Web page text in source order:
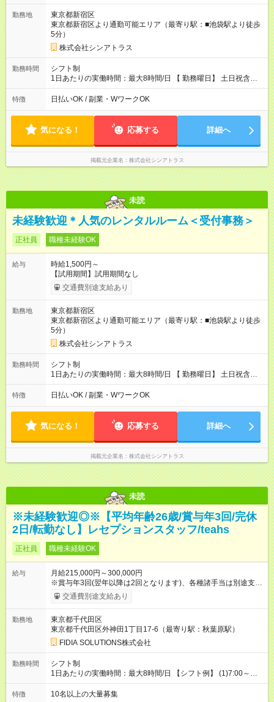
勤務地
東京都新宿区
東京都新宿区より通勤可能エリア（最寄り駅：■池袋駅より徒歩
5分）
株式会社シンアトラス
勤務時間
シフト制
1日あたりの実働時間：最大8時間/日 【 勤務曜日】 土日祝含む
シフト制 【 勤務時間 】 ・ 9：30～20：00 の間でシフト制（休
憩１h） ※残業はほとんどありません
特徴 日払いOK / 副業・WワークOK
気になる！ 応募する 詳細へ
掲載元企業名 株式会社シンアトラス
未読
未経験歓迎＊人気のレンタルルーム＜受付事務＞
正社員 職種未経験OK
給与
時給1,500円～
【試用期間】試用期間なし
交通費別途支給あり
勤務地
東京都新宿区
東京都新宿区より通勤可能エリア（最寄り駅：■池袋駅より徒歩
5分）
株式会社シンアトラス
勤務時間
シフト制
1日あたりの実働時間：最大8時間/日 【 勤務曜日】 土日祝含む
シフト制 【 勤務時間 】 ・ 9：30～20：00 の間でシフト制（休
憩１h） ※残業はほとんどありません
特徴 日払いOK / 副業・WワークOK
気になる！ 応募する 詳細へ
掲載元企業名 株式会社シンアトラス
未読
※未経験歓迎◎※【平均年齢26歳/賞与年3回/完休
2日/転勤なし】レセプションスタッフ/teahs
正社員 職種未経験OK
給与
月給215,000円～300,000円
※賞与年3回(翌年以降は2回となります)、各種諸手当は別途支
給！ ※能力・スキルを考慮し、ご相談の上で決定します。 【試
用期間】試用期間なし
交通費別途支給あり
勤務地
東京都千代田区
東京都千代田区外神田1丁目17-6（最寄り駅：秋葉原駅）
FIDIA SOLUTIONS株式会社
勤務時間
シフト制
1日あたりの実働時間：最大8時間/日 【シフト例】 (1)7:00～
16:00 (2)8:00～17:00 (3)13:00～22:00 (4)14:00～23:00
(5)22:00～7:00 (6)23:00～8:00
特徴 10名以上の大量募集